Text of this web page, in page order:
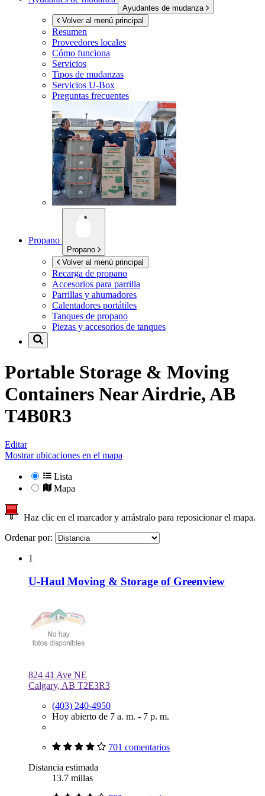
Ayudantes de mudanza
Volver al menú principal
Resumen
Proveedores locales
Cómo funciona
Servicios
Tipos de mudanzas
Servicios U-Box
Preguntas frecuentes
Propano
Propano
Volver al menú principal
Recarga de propano
Accesorios para parrilla
Parrillas y ahumadores
Calentadores portátiles
Tanques de propano
Piezas y accesorios de tanques
Portable Storage & Moving
Containers NearAirdrie, AB
T4B0R3
Editar
Mostrar ubicaciones en el mapa
Lista
Mapa
Haz clic en el marcador y arrástralo para reposicionar el mapa.
Ordenar por:
1
U-Haul Moving & Storage of Greenview
824 41 Ave NE
Calgary, AB T2E3R3
(403) 240-4950
Hoy abierto de 7 a. m. - 7 p. m.
701 comentarios
Distancia estimada
13.7 millas